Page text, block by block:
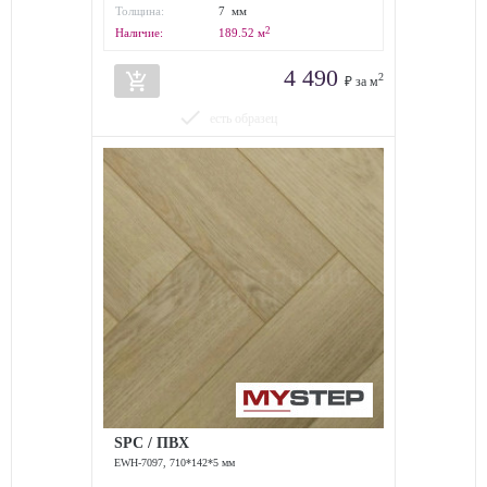
износостойкости:
Толщина:
7 мм
Наличие:
189.52 м2
add_shopping_cart 4 490 ₽ за м2
SPC / ПВХ
EWH-7097, 710*142*5 мм